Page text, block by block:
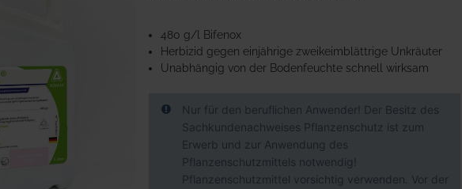
480 g/l Bifenox
Herbizid gegen einjährige zweikeimblättrige Unkräuter
Unabhängig von der Bodenfeuchte schnell wirksam
Nur für den beruflichen Anwender! Der Besitz des
Sachkundenachweises Pflanzenschutz ist zum
Erwerb und zur Anwendung des
Pflanzenschutzmittels notwendig!
Pflanzenschutzmittel vorsichtig verwenden. Vor der